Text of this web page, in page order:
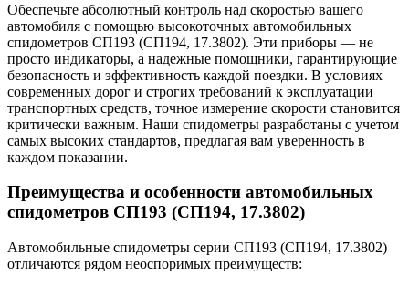
Обеспечьте абсолютный контроль над скоростью вашего
автомобиля с помощью высокоточных автомобильных
спидометров СП193 (СП194, 17.3802). Эти приборы — не
просто индикаторы, а надежные помощники, гарантирующие
безопасность и эффективность каждой поездки. В условиях
современных дорог и строгих требований к эксплуатации
транспортных средств, точное измерение скорости становится
критически важным. Наши спидометры разработаны с учетом
самых высоких стандартов, предлагая вам уверенность в
каждом показании.
Преимущества и особенности автомобильных
спидометров СП193 (СП194, 17.3802)
Автомобильные спидометры серии СП193 (СП194, 17.3802)
отличаются рядом неоспоримых преимуществ: